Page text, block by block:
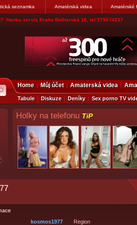
seznamka Amatérská videa Amatérské
Hanka servis Praha Bulharská 10, tel:775674237
Home Můj účet Amaterská videa
Tabule Diskuze Deníky Sex porno TV
Holky na telefonu TiP
kosmos1977
Region